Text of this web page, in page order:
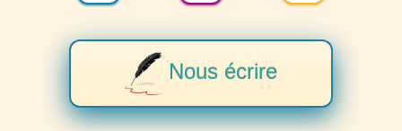
Nous écrire